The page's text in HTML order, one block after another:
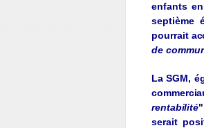
enfants
septième
pourrait
de
La SGM, é
rentabilité"
serait